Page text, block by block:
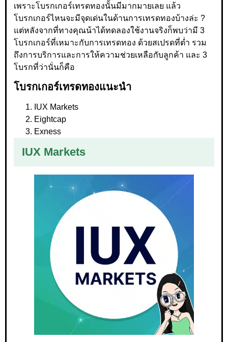
เพราะโบรกเกอร์เทรดทองนั้นมีมากมายเลย แล้ว
โบรกเกอร์ไหนจะมีจุดเด่นในด้านการเทรดทองบ้างล่ะ ?
แต่หลังจากที่ทางคุณน้าได้ทดลองใช้งานจริงก็พบว่ามี 3
โบรกเกอร์ที่เหมาะกับการเทรดทอง ด้วยสเปรดที่ต่ำ รวม
ถึงการบริการและการให้ความช่วยเหลือกับลูกค้า และ 3
โบรกที่ว่านั่นก็คือ
โบรกเกอร์เทรดทองแนะนำ
IUX Markets
Eightcap
Exness
IUX Markets